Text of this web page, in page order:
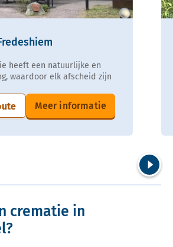
heeft een natuurlijke en
waardoor elk afscheid zijn
Meer informatie
crematie in